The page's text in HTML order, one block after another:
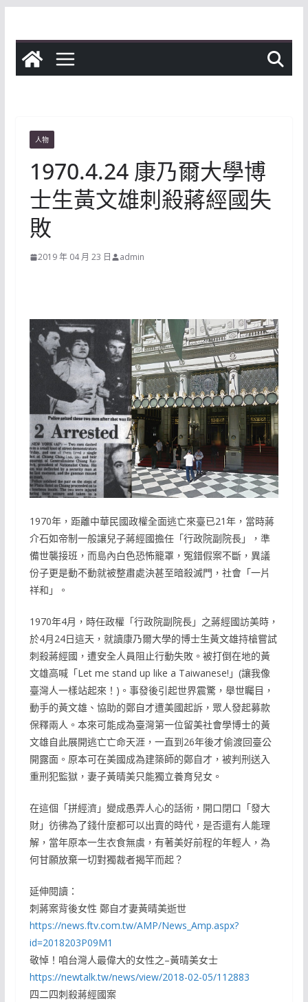
content
人物
1970.4.24 康乃爾大學博
士生黃文雄刺殺蔣經國失
敗
2019 年 04 月 23 日 admin
1970年，距離中華民國政權全面逃亡來臺已21年，當時蔣
介石如帝制一般讓兒子蔣經國擔任「行政院副院長」，準
備世襲接班，而島內白色恐怖籠罩，冤錯假案不斷，異議
份子更是動不動就被整肅處決甚至暗殺滅門，社會「一片
祥和」。
1970年4月，時任政權「行政院副院長」之蔣經國訪美時，
於4月24日這天，就讀康乃爾大學的博士生黃文雄持槍嘗試
刺殺蔣經國，遭安全人員阻止行動失敗。被打倒在地的黃
文雄高喊「Let me stand up like a Taiwanese!」(讓我像
臺灣人一樣站起來！)。事發後引起世界震驚，舉世矚目，
動手的黃文雄、協助的鄭自才遭美國起訴，眾人發起募款
保釋兩人。本來可能成為臺灣第一位留美社會學博士的黃
文雄自此展開逃亡亡命天涯，一直到26年後才偷渡回臺公
開露面。原本可在美國成為建築師的鄭自才，被判刑送入
重刑犯監獄，妻子黃晴美只能獨立養育兒女。
在這個「拼經濟」變成愚弄人心的話術，開口閉口「發大
財」彷彿為了錢什麼都可以出賣的時代，是否還有人能理
解，當年原本一生衣食無虞，有著美好前程的年輕人，為
何甘願放棄一切對獨裁者揭竿而起？
延伸閱讀：
刺蔣案背後女性 鄭自才妻黃晴美逝世
https://news.ftv.com.tw/AMP/News_Amp.aspx?
id=2018203P09M1
敬悼！咱台灣人最偉大的女性之–黃晴美女士
https://newtalk.tw/news/view/2018-02-05/112883
四二四刺殺蔣經國案